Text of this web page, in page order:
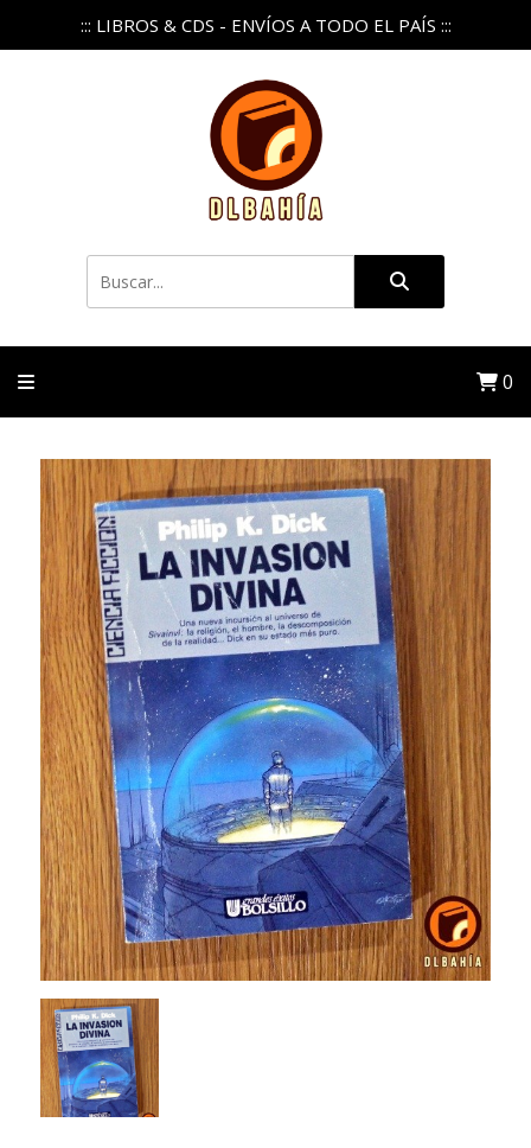
::: LIBROS & CDS - ENVÍOS A TODO EL PAÍS :::
0